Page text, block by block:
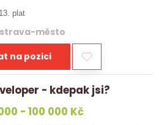
13. plat
město
na pozici
- kdepak jsi?
- 100 000 Kč